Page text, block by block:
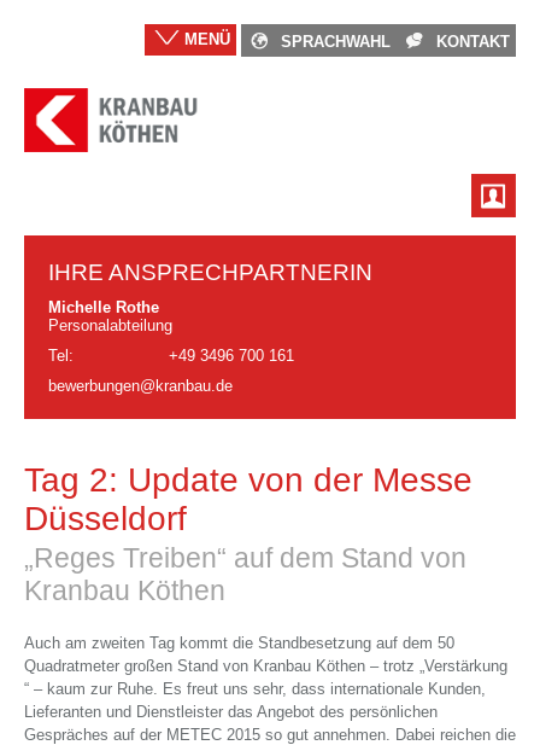
KONTAKT
SPRACHWAHL
MENÜ
IHRE ANSPRECHPARTNERIN
Michelle Rothe
Personalabteilung
Tel:
+49 3496 700 161
bewerbungen@kranbau.de
Tag 2: Update von der Messe
Düsseldorf
„Reges Treiben“ auf dem Stand von
Kranbau Köthen
Auch am zweiten Tag kommt die Standbesetzung auf dem 50
Quadratmeter großen Stand von Kranbau Köthen – trotz „Verstärkung
“ – kaum zur Ruhe. Es freut uns sehr, dass internationale Kunden,
Lieferanten und Dienstleister das Angebot des persönlichen
Gespräches auf der METEC 2015 so gut annehmen. Dabei reichen die